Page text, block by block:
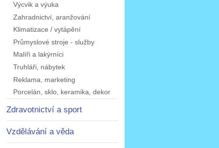
Výcvik a výuka
Zahradnictví, aranžování
Klimatizace / vytápění
Průmyslové stroje - služby
Malíři a lakýrníci
Truhláři, nábytek
Reklama, marketing
Porcelán, sklo, keramika, dekor
Zdravotnictví a sport
Vzdělávání a věda